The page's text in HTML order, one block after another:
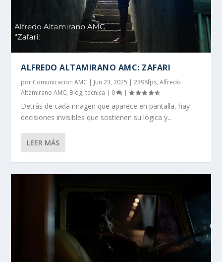
ALFREDO ALTAMIRANO AMC: ZAFARI
por Comunicacion AMC Jun 23, 2025 |2398fps,Alfredo
Altamirano AMC, Blog,técnica 0 |
Detrás de cada imagen que aparece en pantalla, hay
decisiones invisibles que sostienen su lógica y...
LEER MÁS